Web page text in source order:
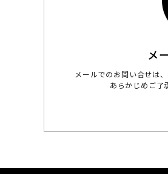
メ
メールでのお問い合せは
あらかじめご了